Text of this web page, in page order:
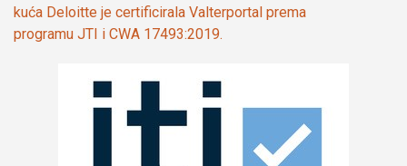
kuća Deloitte je certificirala Valterportal prema
programu JTI i CWA 17493:2019.